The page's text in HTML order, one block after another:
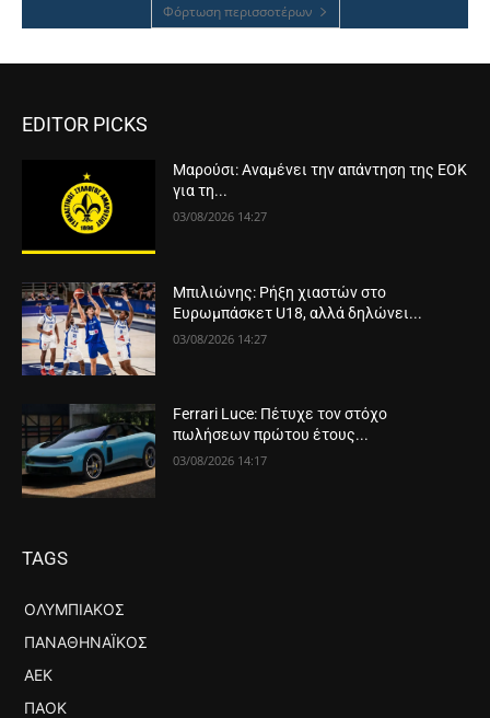
Φόρτωση περισσοτέρων
EDITOR PICKS
Μαρούσι: Αναμένει την απάντηση της ΕΟΚ
για τη...
03/08/2026 14:27
Μπιλιώνης: Ρήξη χιαστών στο
Ευρωμπάσκετ U18, αλλά δηλώνει...
03/08/2026 14:27
Ferrari Luce: Πέτυχε τον στόχο
πωλήσεων πρώτου έτους...
03/08/2026 14:17
TAGS
ΟΛΥΜΠΙΑΚΌΣ
ΠΑΝΑΘΗΝΑΪΚΌΣ
ΑΕΚ
ΠΑΟΚ